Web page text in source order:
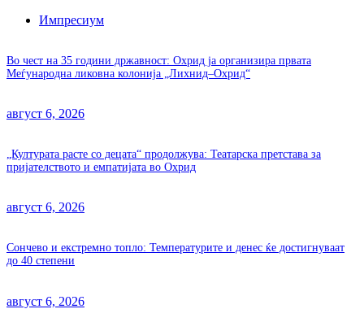
Импресиум
Во чест на 35 години државност: Охрид ја организира првата
Меѓународна ликовна колонија „Лихнид–Охрид“
август 6, 2026
„Културата расте со децата“ продолжува: Театарска претстава за
пријателството и емпатијата во Охрид
август 6, 2026
Сончево и екстремно топло: Температурите и денес ќе достигнуваат
до 40 степени
август 6, 2026